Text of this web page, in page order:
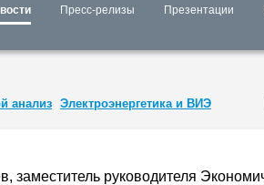
Пресс-релизы Презентации
анализ Электроэнергетика и ВИЭ
, заместитель руководителя